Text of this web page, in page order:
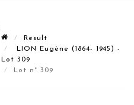
Result
LION Eugène (1864- 1945) -
Lot 309
Lot n° 309